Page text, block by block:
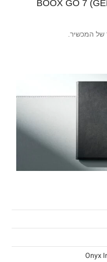
של המכשיר.
Onyx